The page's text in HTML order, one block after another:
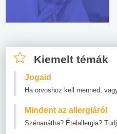
Kiemelt témák
Jogaid
Ha orvoshoz kell menned,
Mindent az allergiáról
Szénanátha? Ételallergia?